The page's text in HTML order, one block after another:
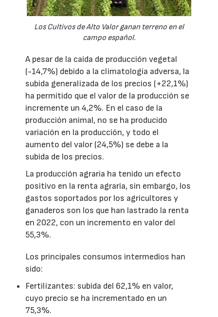
Los Cultivos de Alto Valor ganan terreno en el
campo español.
A pesar de la caída de producción vegetal
(-14,7%) debido a la climatología adversa, la
subida generalizada de los precios (+22,1%)
ha permitido que el valor de la producción se
incremente un 4,2%. En el caso de la
producción animal, no se ha producido
variación en la producción, y todo el
aumento del valor (24,5%) se debe a la
subida de los precios.
La producción agraria ha tenido un efecto
positivo en la renta agraria, sin embargo, los
gastos soportados por los agricultores y
ganaderos son los que han lastrado la renta
en 2022, con un incremento en valor del
55,3%.
Los principales consumos intermedios han
sido:
Fertilizantes: subida del 62,1% en valor,
cuyo precio se ha incrementado en un
75,3%.